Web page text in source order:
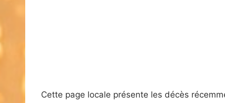
Cette page locale présente les décès